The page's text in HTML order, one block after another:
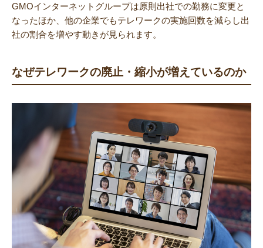
GMOインターネットグループは原則出社での勤務に変更と
なったほか、他の企業でもテレワークの実施回数を減らし出
社の割合を増やす動きが見られます。
なぜテレワークの廃止・縮小が増えているのか